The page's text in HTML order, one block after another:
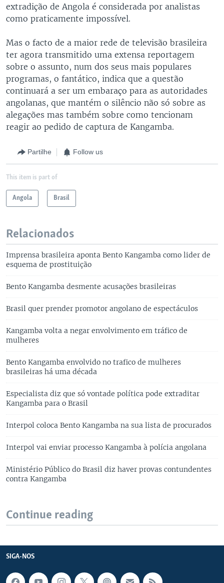
extradição de Angola é considerada por analistas
como praticamente impossível.
Mas o facto de a maior rede de televisão brasileira
ter agora transmitido uma extensa reportagem
sobre o assunto, num dos seus mais populares
programas, o fantático, indica que a questão
continuará a ser um embaraço para as autoridades
angolanas, que mantém o silêncio não só sobre as
alegações mas também sobre como tencionam
reagir ao pedido de captura de Kangamba.
Partilhe Follow us
This item is part of
Angola Brasil
Relacionados
Imprensa brasileira aponta Bento Kangamba como lider de
esquema de prostituição
Bento Kangamba desmente acusações brasileiras
Brasil quer prender promotor angolano de espectáculos
Kangamba volta a negar envolvimento em tráfico de
mulheres
Bento Kangamba envolvido no trafico de mulheres
brasileiras há uma década
Especialista diz que só vontade política pode extraditar
Kangamba para o Brasil
Interpol coloca Bento Kangamba na sua lista de procurados
Interpol vai enviar processo Kangamba à polícia angolana
Ministério Público do Brasil diz haver provas contundentes
contra Kangamba
Continue reading
SIGA-NOS